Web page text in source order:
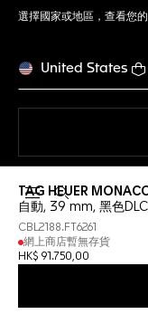
選擇國家或地區，查看您
United States
開啟搜尋
TAG HEUER
自動, 39 mm, 黑色
CBL2188.FT6261
網上商店暫無存貨
HK$ 91.750,00